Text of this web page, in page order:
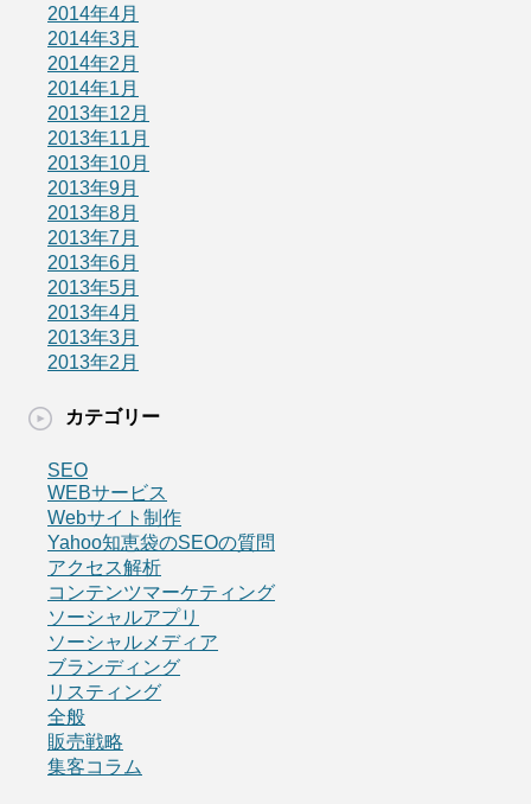
2014年4月
2014年3月
2014年2月
2014年1月
2013年12月
2013年11月
2013年10月
2013年9月
2013年8月
2013年7月
2013年6月
2013年5月
2013年4月
2013年3月
2013年2月
カテゴリー
SEO
WEBサービス
Webサイト制作
Yahoo知恵袋のSEOの質問
アクセス解析
コンテンツマーケティング
ソーシャルアプリ
ソーシャルメディア
ブランディング
リスティング
全般
販売戦略
集客コラム